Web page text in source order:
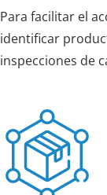
Para facilitar el
identificar
inspecciones de